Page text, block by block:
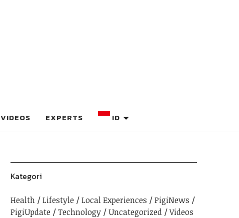
VIDEOS EXPERTS ID
Kategori
Health Lifestyle Local Experiences
PigiNews
PigiUpdate
Technology Uncategorized Videos